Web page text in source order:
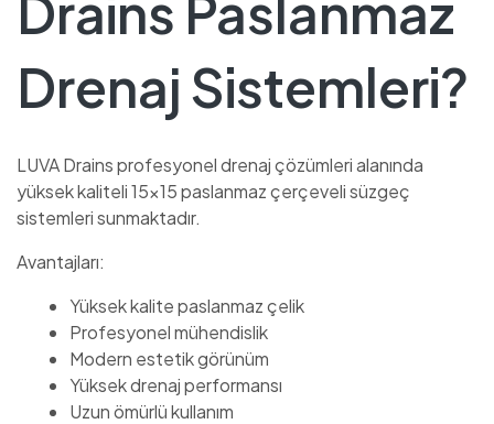
Drenaj Sistemleri?
LUVA Drains profesyonel drenaj çözümleri alanında
yüksek kaliteli 15×15 paslanmaz çerçeveli süzgeç
sistemleri sunmaktadır.
Avantajları:
Yüksek kalite paslanmaz çelik
Profesyonel mühendislik
Modern estetik görünüm
Yüksek drenaj performansı
Uzun ömürlü kullanım